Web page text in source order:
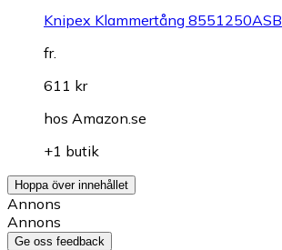
Knipex Klammertång 8551250ASB
fr.
611 kr
hos Amazon.se
+1 butik
Hoppa över innehållet
Annons
Annons
Ge oss feedback